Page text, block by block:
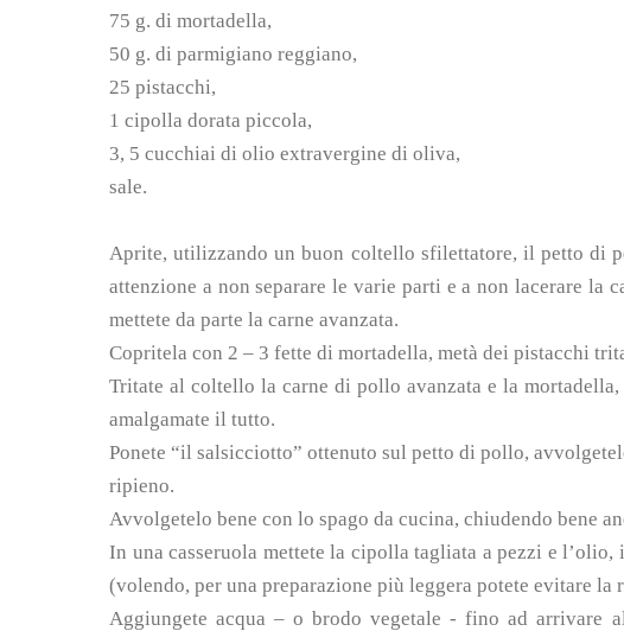
75 g. di mortadella,
50 g. di parmigiano reggiano,
25 pistacchi,
1 cipolla dorata piccola,
3, 5 cucchiai di olio extravergine di oliva,
sale.
Aprite, utilizzando un buon coltello sfilettatore, il petto di
attenzione a non separare le varie parti e a non lacerare la
mettete da parte la carne avanzata.
Copritela con 2 – 3 fette di mortadella, metà dei pistacchi
Tritate al coltello la carne di pollo avanzata e la
amalgamate il tutto.
Ponete “il salsicciotto” ottenuto sul petto di pollo,
ripieno.
Avvolgetelo bene con lo spago da cucina, chiudendo bene
In una casseruola mettete la cipolla tagliata a pezzi e
(volendo, per una preparazione più leggera potete evitare la
Aggiungete acqua – o brodo vegetale - fino ad arrivare